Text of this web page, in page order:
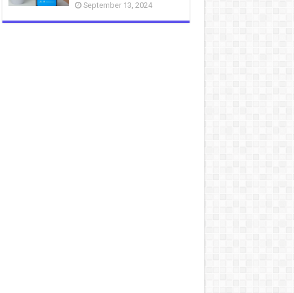
September 13, 2024